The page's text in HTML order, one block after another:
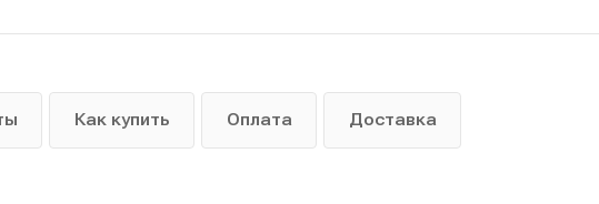
Как купить Оплата Доставка